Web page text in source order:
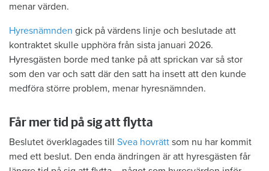
menar värden.
Hyresnämnden gick på värdens linje och beslutade att
kontraktet skulle upphöra från sista januari 2026.
Hyresgästen borde med tanke på att sprickan var så stor
som den var och satt där den satt ha insett att den kunde
medföra större problem, menar hyresnämnden.
Får mer tid på sig att flytta
Beslutet överklagades till Svea hovrätt som nu har kommit
med ett beslut. Den enda ändringen är att hyresgästen får